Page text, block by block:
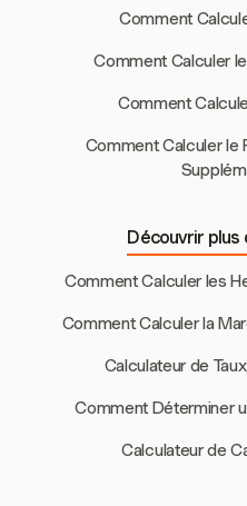
Comment
Comment Calculer
Comment
Comment Calculer le
Découvrir plus
Comment Calculer les
Comment Calculer la
Calculateur de
Comment Déterminer
Calculateur de